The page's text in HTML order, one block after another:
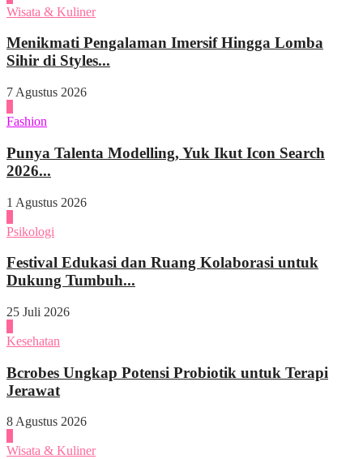
Wisata & Kuliner
Menikmati Pengalaman Imersif Hingga Lomba
Sihir di Styles...
7 Agustus 2026
Fashion
Punya Talenta Modelling, Yuk Ikut Icon Search
2026...
1 Agustus 2026
Psikologi
Festival Edukasi dan Ruang Kolaborasi untuk
Dukung Tumbuh...
25 Juli 2026
Kesehatan
Bcrobes Ungkap Potensi Probiotik untuk Terapi
Jerawat
8 Agustus 2026
Wisata & Kuliner